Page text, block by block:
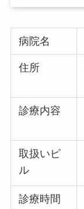
病院名
住所
診療内容
取扱いピ
ル
診療時間